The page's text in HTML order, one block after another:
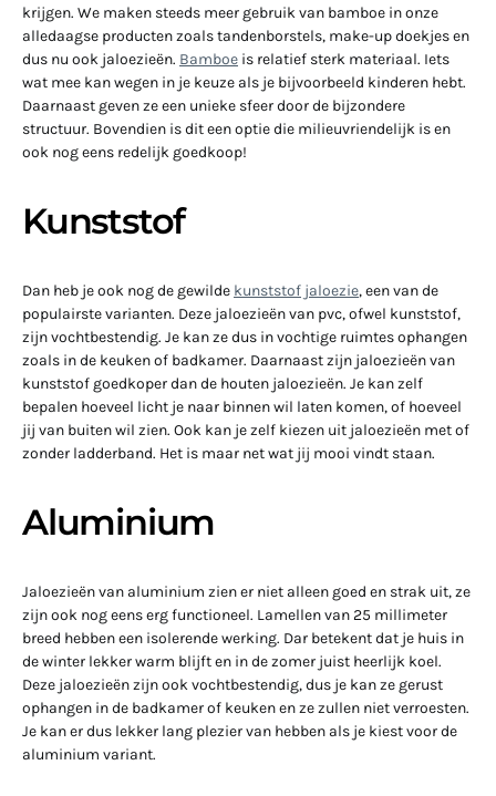
krijgen. We maken steeds meer gebruik van bamboe in onze
alledaagse producten zoals tandenborstels, make-up doekjes en
dus nu ook jaloezieën. Bamboe is relatief sterk materiaal. Iets
wat mee kan wegen in je keuze als je bijvoorbeeld kinderen hebt.
Daarnaast geven ze een unieke sfeer door de bijzondere
structuur. Bovendien is dit een optie die milieuvriendelijk is en
ook nog eens redelijk goedkoop!
Kunststof
Dan heb je ook nog de gewilde kunststof jaloezie, een van de
populairste varianten. Deze jaloezieën van pvc, ofwel kunststof,
zijn vochtbestendig. Je kan ze dus in vochtige ruimtes ophangen
zoals in de keuken of badkamer. Daarnaast zijn jaloezieën van
kunststof goedkoper dan de houten jaloezieën. Je kan zelf
bepalen hoeveel licht je naar binnen wil laten komen, of hoeveel
jij van buiten wil zien. Ook kan je zelf kiezen uit jaloezieën met of
zonder ladderband. Het is maar net wat jij mooi vindt staan.
Aluminium
Jaloezieën van aluminium zien er niet alleen goed en strak uit, ze
zijn ook nog eens erg functioneel. Lamellen van 25 millimeter
breed hebben een isolerende werking. Dar betekent dat je huis in
de winter lekker warm blijft en in de zomer juist heerlijk koel.
Deze jaloezieën zijn ook vochtbestendig, dus je kan ze gerust
ophangen in de badkamer of keuken en ze zullen niet verroesten.
Je kan er dus lekker lang plezier van hebben als je kiest voor de
aluminium variant.